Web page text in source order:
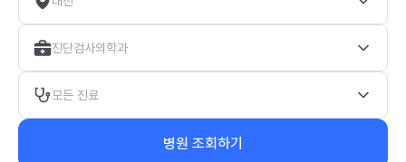
진단검사의학과
모든 진료
병원 조회하기